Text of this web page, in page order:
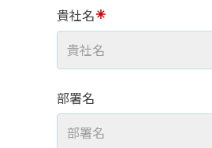
貴社名
部署名